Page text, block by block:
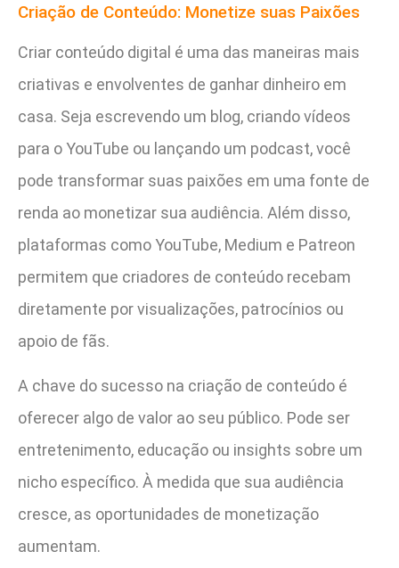
Criação de Conteúdo: Monetize suas Paixões
Criar conteúdo digital é uma das maneiras mais
criativas e envolventes de ganhar dinheiro em
casa. Seja escrevendo um blog, criando vídeos
para o YouTube ou lançando um podcast, você
pode transformar suas paixões em uma fonte de
renda ao monetizar sua audiência. Além disso,
plataformas como YouTube, Medium e Patreon
permitem que criadores de conteúdo recebam
diretamente por visualizações, patrocínios ou
apoio de fãs.
A chave do sucesso na criação de conteúdo é
oferecer algo de valor ao seu público. Pode ser
entretenimento, educação ou insights sobre um
nicho específico. À medida que sua audiência
cresce, as oportunidades de monetização
aumentam.